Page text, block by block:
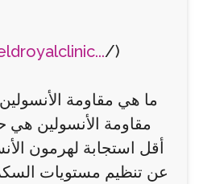
/)
ما هي مقاومة
مقاومة الأنسولين هي
أقل استجابة لهرمون
عن تنظيم مستويات